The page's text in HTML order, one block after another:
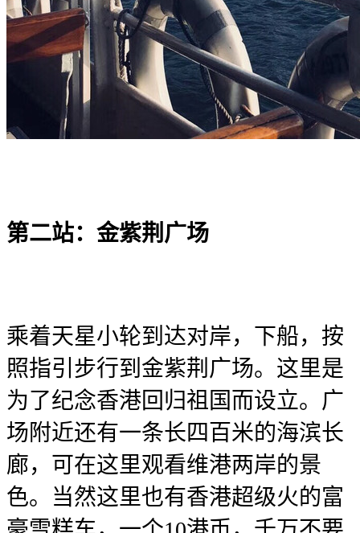
第二站：金紫荆广场
乘着天星小轮到达对岸，下船，按
照指引步行到金紫荆广场。这里是
为了纪念香港回归祖国而设立。广
场附近还有一条长四百米的海滨长
廊，可在这里观看维港两岸的景
色。当然这里也有香港超级火的富